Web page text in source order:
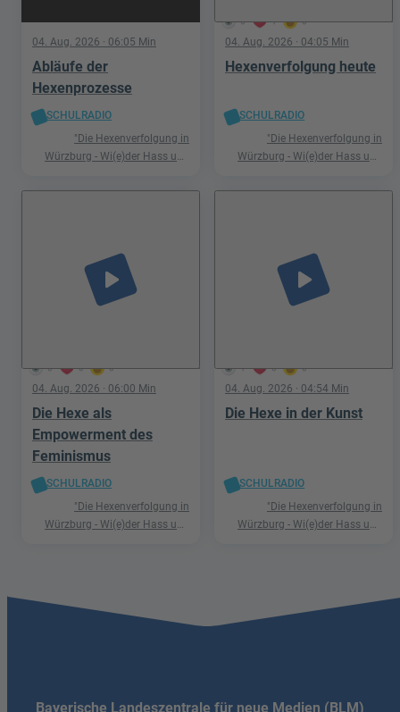
04. Aug. 2026 · 06:05 Min
Abläufe der
Hexenprozesse
SCHULRADIO
"Die Hexenverfolgung in
Würzburg - Wi(e)der Hass und
5 1 0
04. Aug. 2026 · 04:05 Min
Hexenverfolgung heute
SCHULRADIO
"Die Hexenverfolgung in
Würzburg - Wi(e)der Hass und
0 0 0
play_arrow
04. Aug. 2026 · 06:00 Min
Die Hexe als
Empowerment des
Feminismus
SCHULRADIO
"Die Hexenverfolgung in
Würzburg - Wi(e)der Hass und
1 0 0
play_arrow
04. Aug. 2026 · 04:54 Min
Die Hexe in der Kunst
SCHULRADIO
"Die Hexenverfolgung in
Würzburg - Wi(e)der Hass und
Bayerische Landeszentrale für neue Medien (BLM)